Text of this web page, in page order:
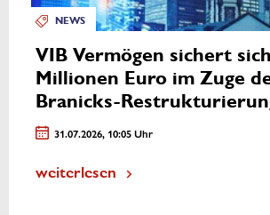
NEWS
VIB Vermögen sichert
Millionen Euro im Zuge
Branicks-
31.07.2026, 10:05 Uhr
weiterlesen